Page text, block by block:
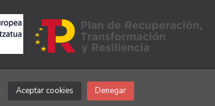
Aceptar cookies Denegar